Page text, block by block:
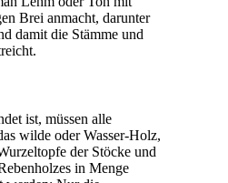
Brei anmacht, darunter
damit die Stämme und
ist, müssen alle
wilde oder Wasser-Holz,
der Stöcke und
in Menge